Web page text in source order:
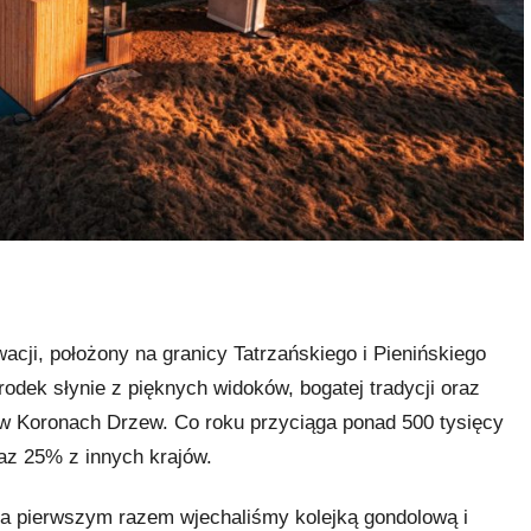
położony na granicy Tatrzańskiego i Pienińskiego
słynie z pięknych widoków, bogatej tradycji oraz
Drzew. Co roku przyciąga ponad 500 tysięcy
25% z innych krajów.
pierwszym razem wjechaliśmy kolejką gondolową i